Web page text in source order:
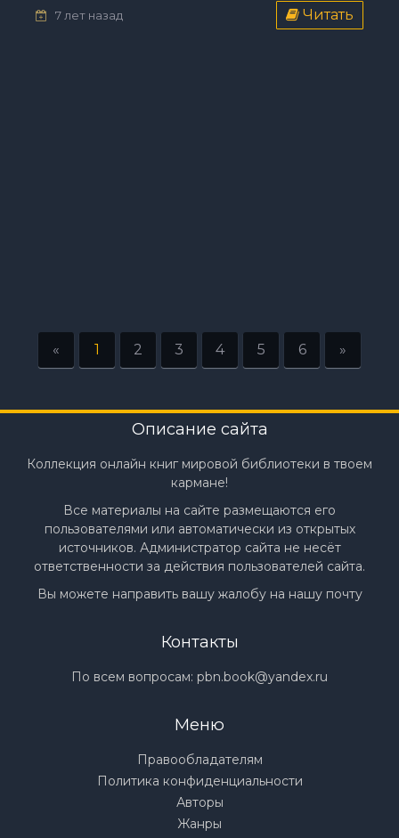
7 лет назад Читать
« 1 2 3 4 5 6 »
Описание сайта
Коллекция онлайн книг мировой библиотеки в твоем
кармане!
Все материалы на сайте размещаются его
пользователями или автоматически из открытых
источников. Администратор сайта не несёт
ответственности за действия пользователей сайта.
Вы можете направить вашу жалобу на нашу почту
Контакты
По всем вопросам: pbn.book@yandex.ru
Меню
Правообладателям
Политика конфиденциальности
Авторы
Жанры